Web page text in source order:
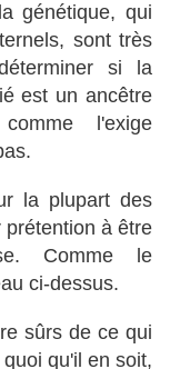
génétique, qui
sont très
si la
est un ancêtre
l'exige
la plupart des
à être
Comme le
ci-dessus.
sûrs de ce qui
qu'il en soit,